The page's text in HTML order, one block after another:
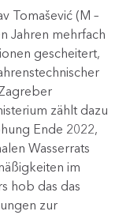
Tomašević (M –
Jahren mehrfach
gescheitert,
zählt dazu
Ende 2022,
Wasserrats
im
hob das das
zur